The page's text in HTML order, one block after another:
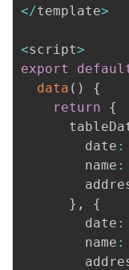
</template>
<script>
export
data ( )
{
return
{
        date
:
        name
:
} ,
{
        date
:
        name
: